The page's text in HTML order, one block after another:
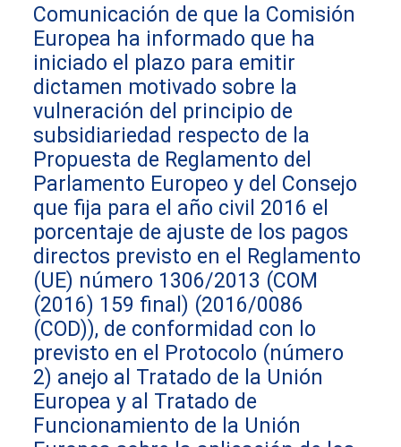
Comunicación de que la Comisión
Europea ha informado que ha
iniciado el plazo para emitir
dictamen motivado sobre la
vulneración del principio de
subsidiariedad respecto de la
Propuesta de Reglamento del
Parlamento Europeo y del Consejo
que fija para el año civil 2016 el
porcentaje de ajuste de los pagos
directos previsto en el Reglamento
(UE) número 1306/2013 (COM
(2016) 159 final) (2016/0086
(COD)), de conformidad con lo
previsto en el Protocolo (número
2) anejo al Tratado de la Unión
Europea y al Tratado de
Funcionamiento de la Unión